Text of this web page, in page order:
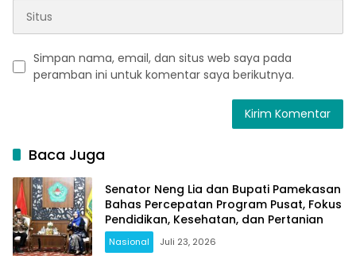
Simpan nama, email, dan situs web saya pada
peramban ini untuk komentar saya berikutnya.
Baca Juga
Senator Neng Lia dan Bupati Pamekasan
Bahas Percepatan Program Pusat, Fokus
Pendidikan, Kesehatan, dan Pertanian
Nasional Juli 23, 2026